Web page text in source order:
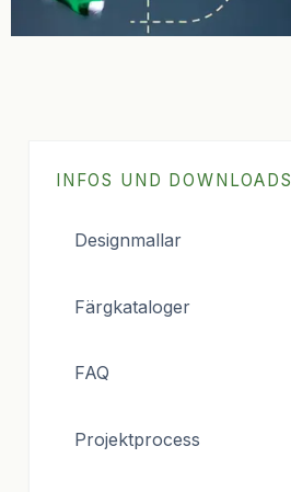
INFOS UND DOWNLOADS
Designmallar
Färgkataloger
FAQ
Projektprocess